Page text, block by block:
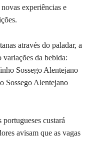
experiências e
através do paladar, a
variações da bebida:
Sossego Alentejano
Sossego Alentejano
custará
avisam que as vagas